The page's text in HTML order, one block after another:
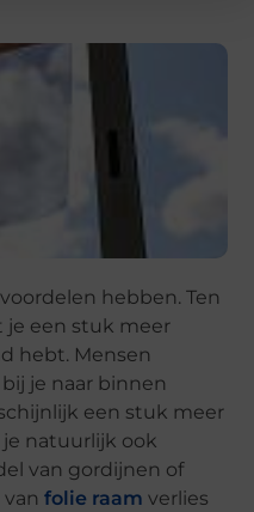
hebben. Ten
je een stuk meer
hebt. Mensen
je naar binnen
een stuk meer
natuurlijk ook
van gordijnen of
vanfolie raam verlies